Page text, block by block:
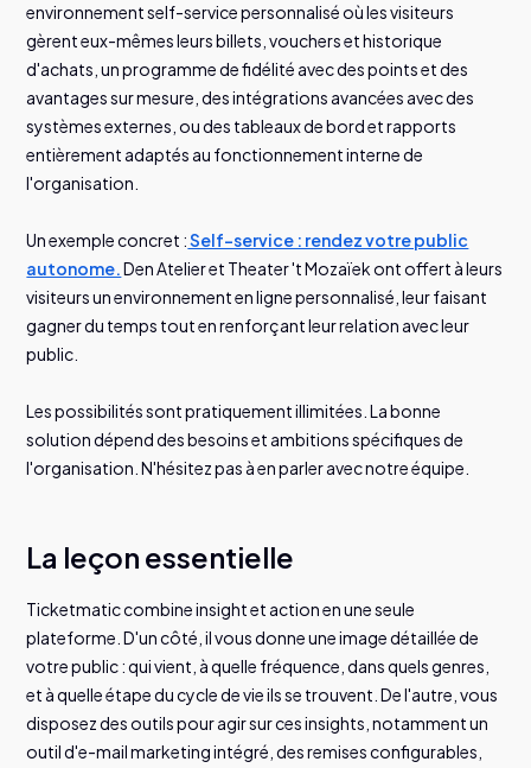
environnement self-service personnalisé où les visiteurs
gèrent eux-mêmes leurs billets, vouchers et historique
d'achats, un programme de fidélité avec des points et des
avantages sur mesure, des intégrations avancées avec des
systèmes externes, ou des tableaux de bord et rapports
entièrement adaptés au fonctionnement interne de
l'organisation.
Un exemple concret :Self-service : rendez votre public
autonome.Den Atelier et Theater 't Mozaïek ont offert à leurs
visiteurs un environnement en ligne personnalisé, leur faisant
gagner du temps tout en renforçant leur relation avec leur
public.
Les possibilités sont pratiquement illimitées. La bonne
solution dépend des besoins et ambitions spécifiques de
l'organisation. N'hésitez pas à en parler avec notre équipe.
La leçon essentielle
Ticketmatic combine insight et action en une seule
plateforme. D'un côté, il vous donne une image détaillée de
votre public : qui vient, à quelle fréquence, dans quels genres,
et à quelle étape du cycle de vie ils se trouvent. De l'autre, vous
disposez des outils pour agir sur ces insights, notamment un
outil d'e-mail marketing intégré, des remises configurables,